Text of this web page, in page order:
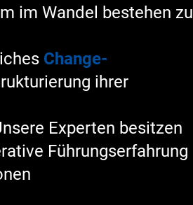
im Wandel bestehen zu
Change-
ihrer
Experten besitzen
Führungserfahrung